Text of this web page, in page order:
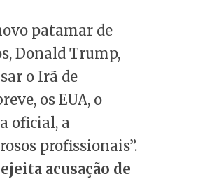
patamar de
Donald Trump,
o Irã de
os EUA, o
oficial, a
profissionais”.
acusação de